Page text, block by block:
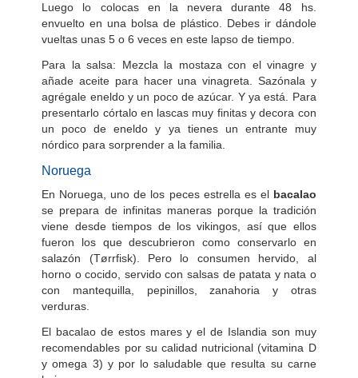
Luego lo colocas en la nevera durante 48 hs.
envuelto en una bolsa de plástico. Debes ir dándole
vueltas unas 5 o 6 veces en este lapso de tiempo.
Para la salsa: Mezcla la mostaza con el vinagre y
añade aceite para hacer una vinagreta. Sazónala y
agrégale eneldo y un poco de azúcar. Y ya está. Para
presentarlo córtalo en lascas muy finitas y decora con
un poco de eneldo y ya tienes un entrante muy
nórdico para sorprender a la familia.
Noruega
En Noruega, uno de los peces estrella es el bacalao
se prepara de infinitas maneras porque la tradición
viene desde tiempos de los vikingos, así que ellos
fueron los que descubrieron como conservarlo en
salazón (Tørrfisk). Pero lo consumen hervido, al
horno o cocido, servido con salsas de patata y nata o
con mantequilla, pepinillos, zanahoria y otras
verduras.
El bacalao de estos mares y el de Islandia son muy
recomendables por su calidad nutricional (vitamina D
y omega 3) y por lo saludable que resulta su carne